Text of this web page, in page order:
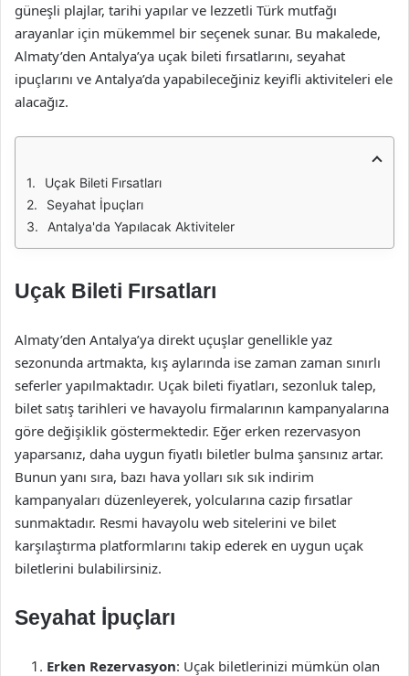
güneşli plajlar, tarihi yapılar ve lezzetli Türk mutfağı
arayanlar için mükemmel bir seçenek sunar. Bu makalede,
Almaty’den Antalya’ya uçak bileti fırsatlarını, seyahat
ipuçlarını ve Antalya’da yapabileceğiniz keyifli aktiviteleri ele
alacağız.
Uçak Bileti Fırsatları
Seyahat İpuçları
Antalya'da Yapılacak Aktiviteler
Uçak Bileti Fırsatları
Almaty’den Antalya’ya direkt uçuşlar genellikle yaz
sezonunda artmakta, kış aylarında ise zaman zaman sınırlı
seferler yapılmaktadır. Uçak bileti fiyatları, sezonluk talep,
bilet satış tarihleri ve havayolu firmalarının kampanyalarına
göre değişiklik göstermektedir. Eğer erken rezervasyon
yaparsanız, daha uygun fiyatlı biletler bulma şansınız artar.
Bunun yanı sıra, bazı hava yolları sık sık indirim
kampanyaları düzenleyerek, yolcularına cazip fırsatlar
sunmaktadır. Resmi havayolu web sitelerini ve bilet
karşılaştırma platformlarını takip ederek en uygun uçak
biletlerini bulabilirsiniz.
Seyahat İpuçları
Erken Rezervasyon: Uçak biletlerinizi mümkün olan